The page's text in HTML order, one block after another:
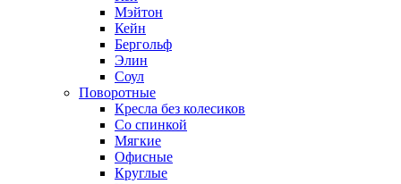
Мэйтон
Кейн
Бергольф
Элин
Соул
Поворотные
Кресла без колесиков
Со спинкой
Мягкие
Офисные
Круглые